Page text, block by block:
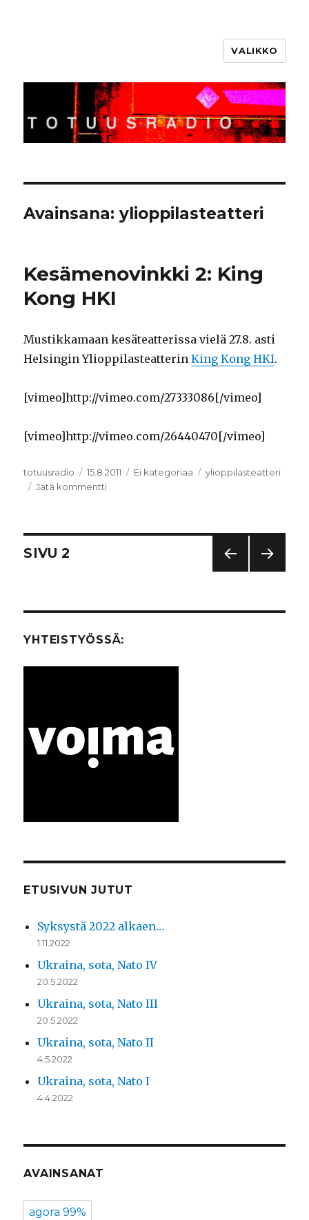
VALIKKO
Avainsana:ylioppilasteatteri
Kesämenovinkki 2: King
Kong HKI
Mustikkamaan kesäteatterissa vielä 27.8. asti
Helsingin YlioppilasteatterinKing Kong HKI.
[vimeo]http://vimeo.com/27333086[/vimeo]
[vimeo]http://vimeo.com/26440470[/vimeo]
Kirjoittaja
totuusradio Julkaistu
15.8.2011 Kategoriat
Ei kategoriaa Avainsanat
ylioppilasteatteri
Jätä kommentti
King
Artikkelien
SIVU
SIVU 2
SIVU
YHTEISTYÖSSÄ:
ETUSIVUN JUTUT
Syksystä 2022 alkaen…
1.11.2022
Ukraina, sota, Nato IV
20.5.2022
Ukraina, sota, Nato III
20.5.2022
Ukraina, sota, Nato II
4.5.2022
Ukraina, sota, Nato I
4.4.2022
AVAINSANAT
agora 99%